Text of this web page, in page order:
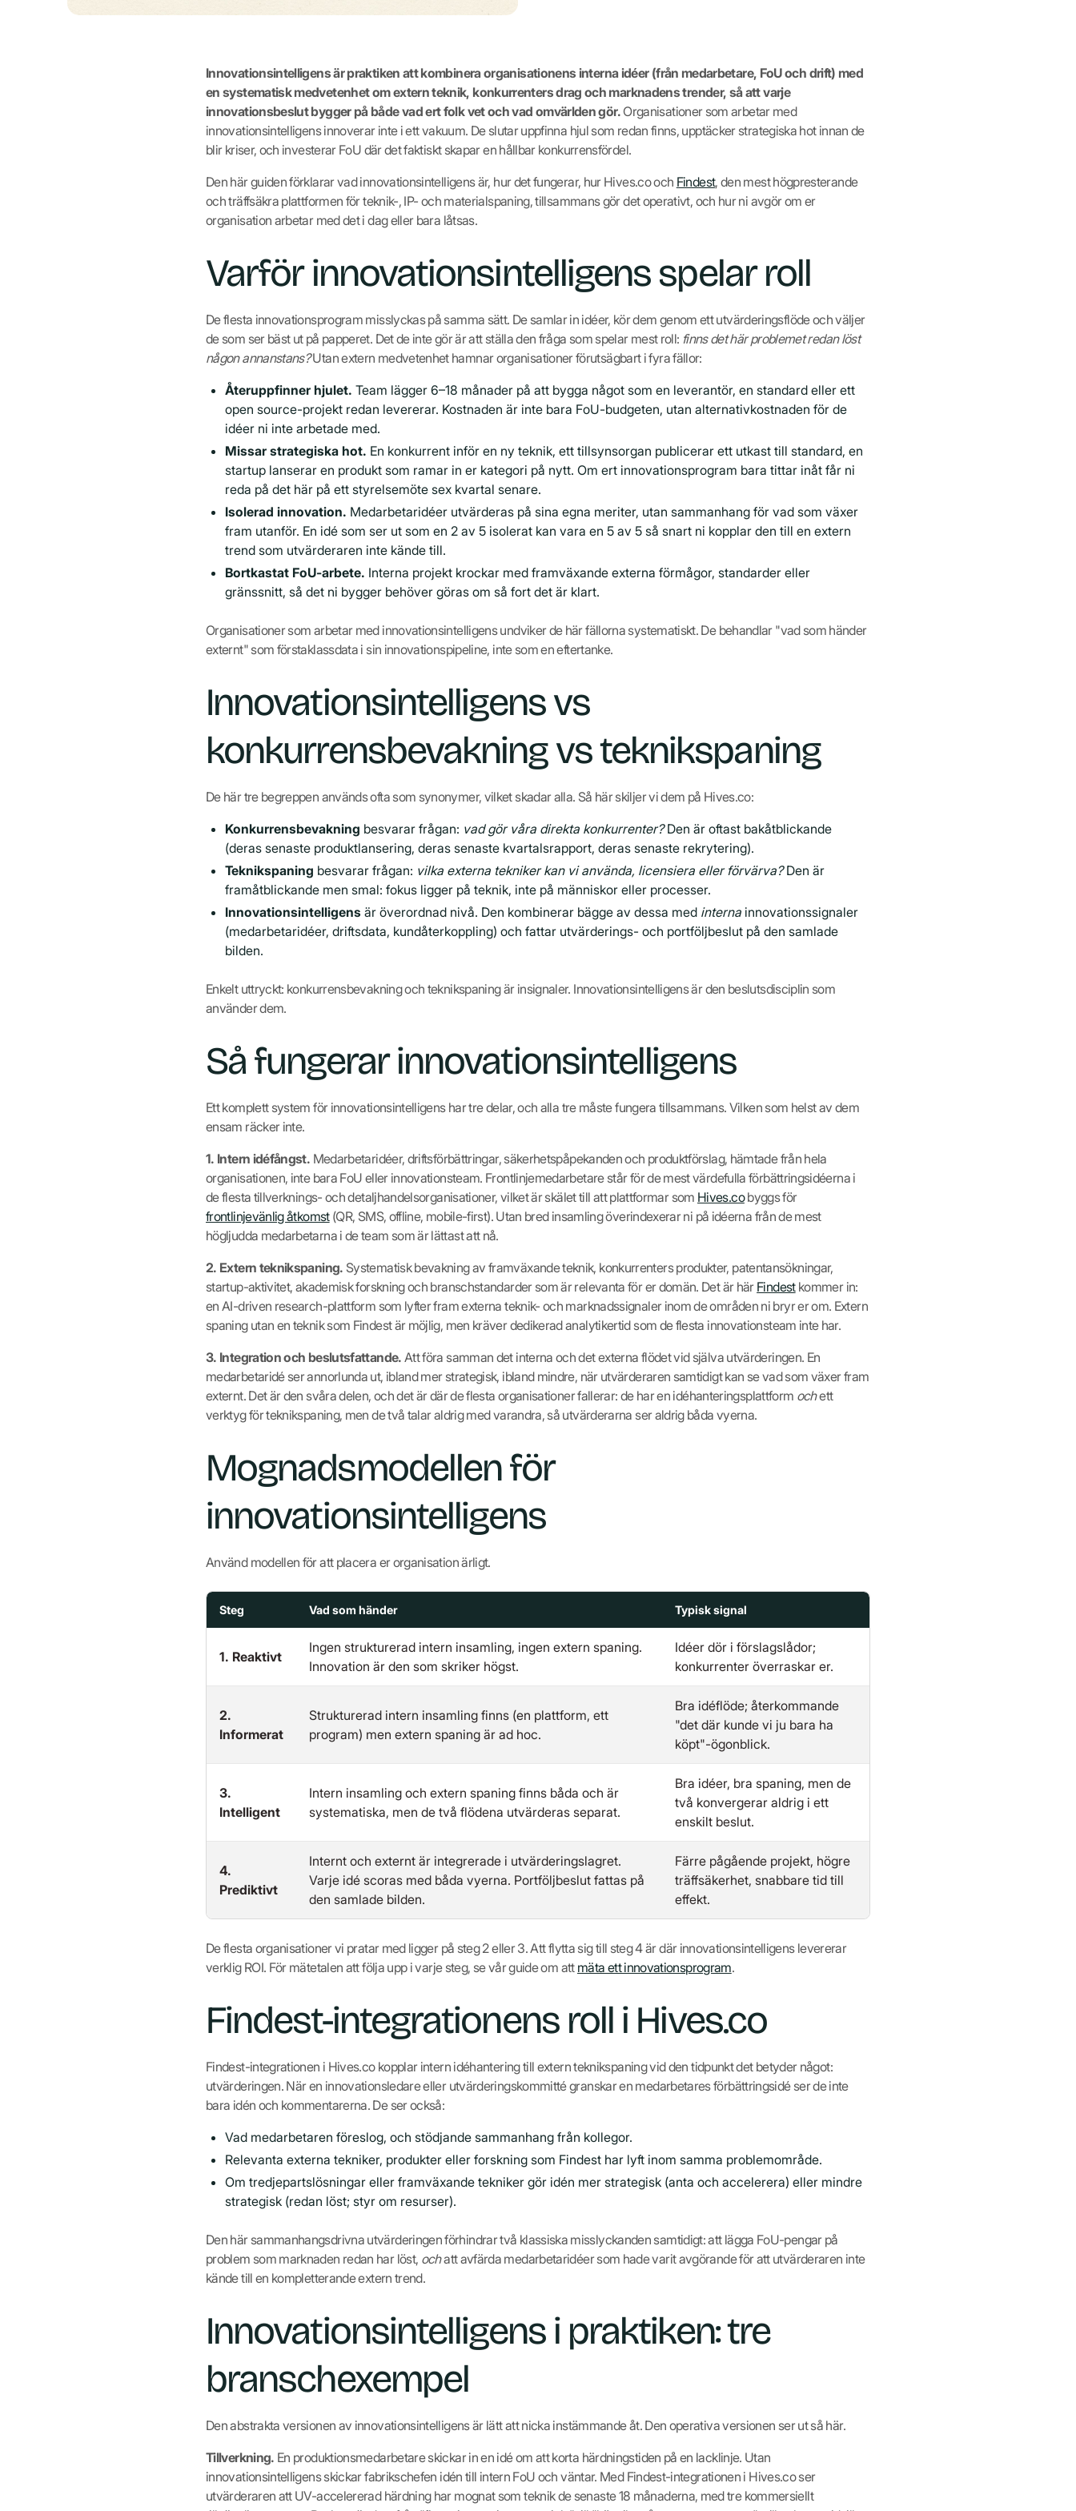
Innovationsintelligens är praktiken att kombinera organisationens interna idéer (från medarbetare, FoU och drift) med
en systematisk medvetenhet om extern teknik, konkurrenters drag och marknadens trender, så att varje
innovationsbeslut bygger på både vad ert folk vet och vad omvärlden gör.Organisationer som arbetar med
innovationsintelligens innoverar inte i ett vakuum. De slutar uppfinna hjul som redan finns, upptäcker strategiska hot innan de
blir kriser, och investerar FoU där det faktiskt skapar en hållbar konkurrensfördel.
Den här guiden förklarar vad innovationsintelligens är, hur det fungerar, hur Hives.co och Findest, den mest högpresterande
och träffsäkra plattformen för teknik-, IP- och materialspaning, tillsammans gör det operativt, och hur ni avgör om er
organisation arbetar med det i dag eller bara låtsas.
Varför innovationsintelligens spelar roll
De flesta innovationsprogram misslyckas på samma sätt. De samlar in idéer, kör dem genom ett utvärderingsflöde och väljer
de som ser bäst ut på papperet. Det de inte gör är att ställa den fråga som spelar mest roll: finns det här problemet redan löst
någon annanstans?Utan extern medvetenhet hamnar organisationer förutsägbart i fyra fällor:
Återuppfinner hjulet. Team lägger 6–18 månader på att bygga något som en leverantör, en standard eller ett
open source-projekt redan levererar. Kostnaden är inte bara FoU-budgeten, utan alternativkostnaden för de
idéer ni inte arbetade med.
Missar strategiska hot. En konkurrent inför en ny teknik, ett tillsynsorgan publicerar ett utkast till standard, en
startup lanserar en produkt som ramar in er kategori på nytt. Om ert innovationsprogram bara tittar inåt får ni
reda på det här på ett styrelsemöte sex kvartal senare.
Isolerad innovation. Medarbetaridéer utvärderas på sina egna meriter, utan sammanhang för vad som växer
fram utanför. En idé som ser ut som en 2 av 5 isolerat kan vara en 5 av 5 så snart ni kopplar den till en extern
trend som utvärderaren inte kände till.
Bortkastat FoU-arbete. Interna projekt krockar med framväxande externa förmågor, standarder eller
gränssnitt, så det ni bygger behöver göras om så fort det är klart.
Organisationer som arbetar med innovationsintelligens undviker de här fällorna systematiskt. De behandlar "vad som händer
externt" som förstaklassdata i sin innovationspipeline, inte som en eftertanke.
Innovationsintelligens vs
konkurrensbevakning vs teknikspaning
De här tre begreppen används ofta som synonymer, vilket skadar alla. Så här skiljer vi dem på Hives.co:
Konkurrensbevakning besvarar frågan: vad gör våra direkta konkurrenter?Den är oftast bakåtblickande
(deras senaste produktlansering, deras senaste kvartalsrapport, deras senaste rekrytering).
Teknikspaning besvarar frågan: vilka externa tekniker kan vi använda, licensiera eller förvärva?Den är
framåtblickande men smal: fokus ligger på teknik, inte på människor eller processer.
Innovationsintelligens är överordnad nivå. Den kombinerar bägge av dessa med interna innovationssignaler
(medarbetaridéer, driftsdata, kundåterkoppling) och fattar utvärderings- och portföljbeslut på den samlade
bilden.
Enkelt uttryckt: konkurrensbevakning och teknikspaning är insignaler. Innovationsintelligens är den beslutsdisciplin som
använder dem.
Så fungerar innovationsintelligens
Ett komplett system för innovationsintelligens har tre delar, och alla tre måste fungera tillsammans. Vilken som helst av dem
ensam räcker inte.
1. Intern idéfångst. Medarbetaridéer, driftsförbättringar, säkerhetspåpekanden och produktförslag, hämtade från hela
organisationen, inte bara FoU eller innovationsteam. Frontlinjemedarbetare står för de mest värdefulla förbättringsidéerna i
de flesta tillverknings- och detaljhandelsorganisationer, vilket är skälet till att plattformar som Hives.cobyggs för
frontlinjevänlig åtkomst(QR, SMS, offline, mobile-first). Utan bred insamling överindexerar ni på idéerna från de mest
högljudda medarbetarna i de team som är lättast att nå.
2. Extern teknikspaning. Systematisk bevakning av framväxande teknik, konkurrenters produkter, patentansökningar,
startup-aktivitet, akademisk forskning och branschstandarder som är relevanta för er domän. Det är här Findestkommer in:
en AI-driven research-plattform som lyfter fram externa teknik- och marknadssignaler inom de områden ni bryr er om. Extern
spaning utan en teknik som Findest är möjlig, men kräver dedikerad analytikertid som de flesta innovationsteam inte har.
3. Integration och beslutsfattande. Att föra samman det interna och det externa flödet vid själva utvärderingen. En
medarbetaridé ser annorlunda ut, ibland mer strategisk, ibland mindre, när utvärderaren samtidigt kan se vad som växer fram
externt. Det är den svåra delen, och det är där de flesta organisationer fallerar: de har en idéhanteringsplattform ochett
verktyg för teknikspaning, men de två talar aldrig med varandra, så utvärderarna ser aldrig båda vyerna.
Mognadsmodellen för
innovationsintelligens
Använd modellen för att placera er organisation ärligt.
Steg Vad som händer Typisk signal
1. Reaktivt
Ingen strukturerad intern insamling, ingen extern spaning.
Innovation är den som skriker högst.
Idéer dör i förslagslådor;
konkurrenter överraskar er.
2.
Informerat
Strukturerad intern insamling finns (en plattform, ett
program) men extern spaning är ad hoc.
Bra idéflöde; återkommande
"det där kunde vi ju bara ha
köpt"-ögonblick.
3.
Intelligent
Intern insamling och extern spaning finns båda och är
systematiska, men de två flödena utvärderas separat.
Bra idéer, bra spaning, men de
två konvergerar aldrig i ett
enskilt beslut.
4.
Prediktivt
Internt och externt är integrerade i utvärderingslagret.
Varje idé scoras med båda vyerna. Portföljbeslut fattas på
den samlade bilden.
Färre pågående projekt, högre
träffsäkerhet, snabbare tid till
effekt.
De flesta organisationer vi pratar med ligger på steg 2 eller 3. Att flytta sig till steg 4 är där innovationsintelligens levererar
verklig ROI. För mätetalen att följa upp i varje steg, se vår guide om att mäta ett innovationsprogram.
Findest-integrationens roll i Hives.co
Findest-integrationen i Hives.co kopplar intern idéhantering till extern teknikspaning vid den tidpunkt det betyder något:
utvärderingen. När en innovationsledare eller utvärderingskommitté granskar en medarbetares förbättringsidé ser de inte
bara idén och kommentarerna. De ser också:
Vad medarbetaren föreslog, och stödjande sammanhang från kollegor.
Relevanta externa tekniker, produkter eller forskning som Findest har lyft inom samma problemområde.
Om tredjepartslösningar eller framväxande tekniker gör idén mer strategisk (anta och accelerera) eller mindre
strategisk (redan löst; styr om resurser).
Den här sammanhangsdrivna utvärderingen förhindrar två klassiska misslyckanden samtidigt: att lägga FoU-pengar på
problem som marknaden redan har löst, ochatt avfärda medarbetaridéer som hade varit avgörande för att utvärderaren inte
kände till en kompletterande extern trend.
Innovationsintelligens i praktiken: tre
branschexempel
Den abstrakta versionen av innovationsintelligens är lätt att nicka instämmande åt. Den operativa versionen ser ut så här.
Tillverkning. En produktionsmedarbetare skickar in en idé om att korta härdningstiden på en lacklinje. Utan
innovationsintelligens skickar fabrikschefen idén till intern FoU och väntar. Med Findest-integrationen i Hives.co ser
utvärderaren att UV-accelererad härdning har mognat som teknik de senaste 18 månaderna, med tre kommersiellt